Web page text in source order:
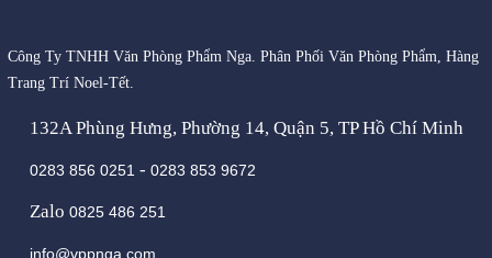
Công Ty TNHH Văn Phòng Phẩm Nga. Phân Phối Văn Phòng Phẩm, Hàng
Trang Trí Noel-Tết.
132A Phùng Hưng, Phường 14, Quận 5, TP Hồ Chí Minh
0283 856 0251 - 0283 853 9672
Zalo 0825 486 251
info@vppnga.com